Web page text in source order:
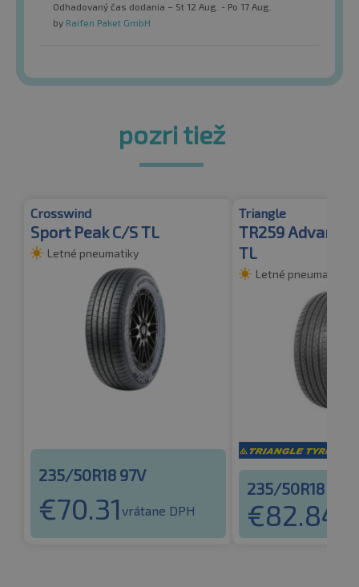
Odhadovaný čas dodania – St 12 Aug. - Po 17 Aug.
by Raifen Paket GmbH
pozri tiež
Crosswind
Sport Peak C/S TL
Letné pneumatiky
235/50R18 97V
€70.31 vrátane DPH
Triangle
TR259 Advantex
TL
Letné pneumatiky
235/50R18 97V
€82.84